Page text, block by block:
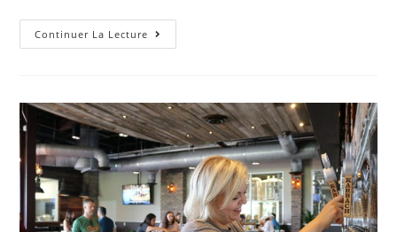
Continuer La Lecture